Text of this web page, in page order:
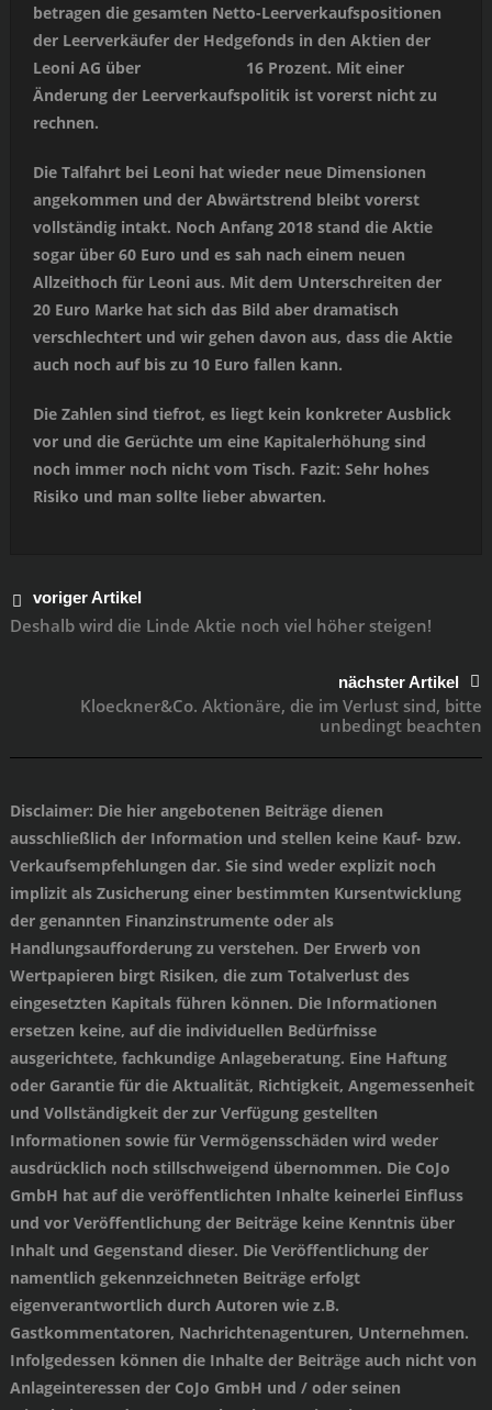
betragen die gesamten Netto-Leerverkaufspositionen
der Leerverkäufer der Hedgefonds in den Aktien der
Leoni AG über 16 Prozent. Mit einer
Änderung der Leerverkaufspolitik ist vorerst nicht zu
rechnen.
Die Talfahrt bei Leoni hat wieder neue Dimensionen
angekommen und der Abwärtstrend bleibt vorerst
vollständig intakt. Noch Anfang 2018 stand die Aktie
sogar über 60 Euro und es sah nach einem neuen
Allzeithoch für Leoni aus. Mit dem Unterschreiten der
20 Euro Marke hat sich das Bild aber dramatisch
verschlechtert und wir gehen davon aus, dass die Aktie
auch noch auf bis zu 10 Euro fallen kann.
Die Zahlen sind tiefrot, es liegt kein konkreter Ausblick
vor und die Gerüchte um eine Kapitalerhöhung sind
noch immer noch nicht vom Tisch. Fazit: Sehr hohes
Risiko und man sollte lieber abwarten.
voriger Artikel
Deshalb wird die Linde Aktie noch viel höher steigen!
nächster Artikel
Kloeckner&Co. Aktionäre, die im Verlust sind, bitte
unbedingt beachten
Disclaimer: Die hier angebotenen Beiträge dienen
ausschließlich der Information und stellen keine Kauf- bzw.
Verkaufsempfehlungen dar. Sie sind weder explizit noch
implizit als Zusicherung einer bestimmten Kursentwicklung
der genannten Finanzinstrumente oder als
Handlungsaufforderung zu verstehen. Der Erwerb von
Wertpapieren birgt Risiken, die zum Totalverlust des
eingesetzten Kapitals führen können. Die Informationen
ersetzen keine, auf die individuellen Bedürfnisse
ausgerichtete, fachkundige Anlageberatung. Eine Haftung
oder Garantie für die Aktualität, Richtigkeit, Angemessenheit
und Vollständigkeit der zur Verfügung gestellten
Informationen sowie für Vermögensschäden wird weder
ausdrücklich noch stillschweigend übernommen. Die CoJo
GmbH hat auf die veröffentlichten Inhalte keinerlei Einfluss
und vor Veröffentlichung der Beiträge keine Kenntnis über
Inhalt und Gegenstand dieser. Die Veröffentlichung der
namentlich gekennzeichneten Beiträge erfolgt
eigenverantwortlich durch Autoren wie z.B.
Gastkommentatoren, Nachrichtenagenturen, Unternehmen.
Infolgedessen können die Inhalte der Beiträge auch nicht von
Anlageinteressen der CoJo GmbH und / oder seinen